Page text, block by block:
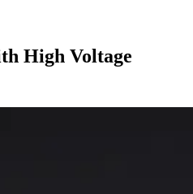
High Voltage